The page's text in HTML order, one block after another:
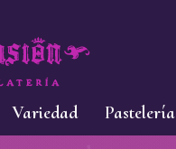
Variedad Pastelería